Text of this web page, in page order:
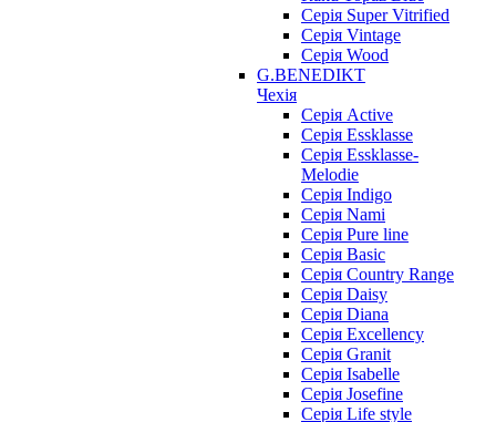
Серія Super Vitrified
Серія Vintage
Серія Wood
G.BENEDIKT
Чехія
Cерія Active
Cерія Essklasse
Cерія Essklasse-
Melodie
Cерія Indigo
Cерія Nami
Cерія Pure line
Серія Basic
Серія Country Range
Серія Daisy
Серія Diana
Серія Excellency
Серія Granit
Серія Isabelle
Серія Josefine
Серія Life style